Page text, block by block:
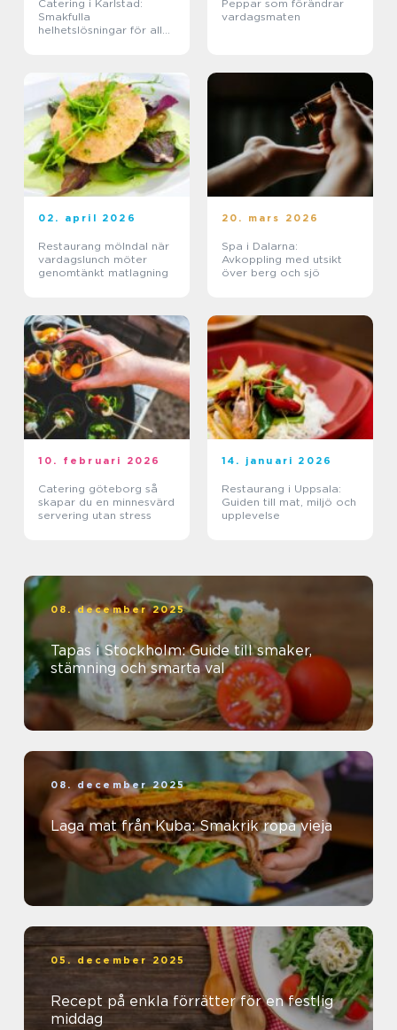
Catering i Karlstad:
Smakfulla
helhetslösningar för alla
Peppar som förändrar
vardagsmaten
02. april 2026
Restaurang mölndal när
vardagslunch möter
genomtänkt matlagning
20. mars 2026
Spa i Dalarna:
Avkoppling med utsikt
över berg och sjö
10. februari 2026
Catering göteborg så
skapar du en minnesvärd
servering utan stress
14. januari 2026
Restaurang i Uppsala:
Guiden till mat, miljö och
upplevelse
08. december 2025
Tapas i Stockholm: Guide till smaker,
stämning och smarta val
08. december 2025
Laga mat från Kuba: Smakrik ropa vieja
05. december 2025
Recept på enkla förrätter för en festlig
middag